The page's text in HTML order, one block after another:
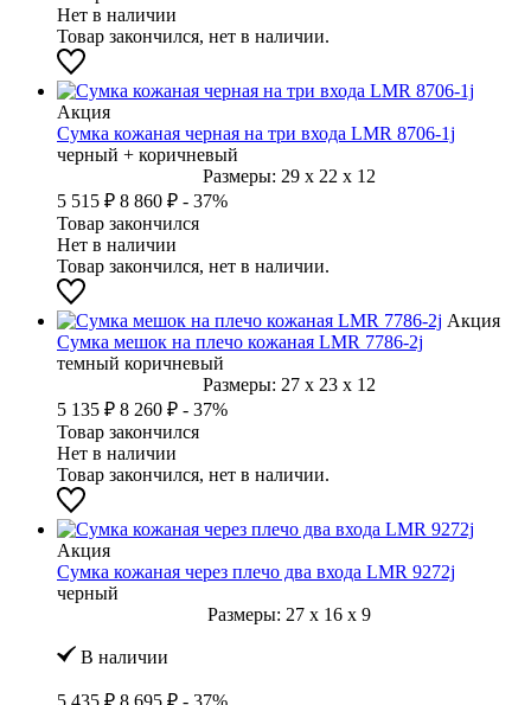
Нет в наличии
Товар закончился, нет в наличии.
Акция
Сумка кожаная черная на три входа LMR 8706-1j
черный + коричневый
Размеры: 29 x 22 x 12
5 515 ₽ 8 860 ₽ - 37%
Товар закончился
Нет в наличии
Товар закончился, нет в наличии.
Акция
Сумка мешок на плечо кожаная LMR 7786-2j
темный коричневый
Размеры: 27 x 23 x 12
5 135 ₽ 8 260 ₽ - 37%
Товар закончился
Нет в наличии
Товар закончился, нет в наличии.
Акция
Сумка кожаная через плечо два входа LMR 9272j
черный
Размеры: 27 x 16 x 9
В наличии
5 435 ₽ 8 695 ₽ - 37%